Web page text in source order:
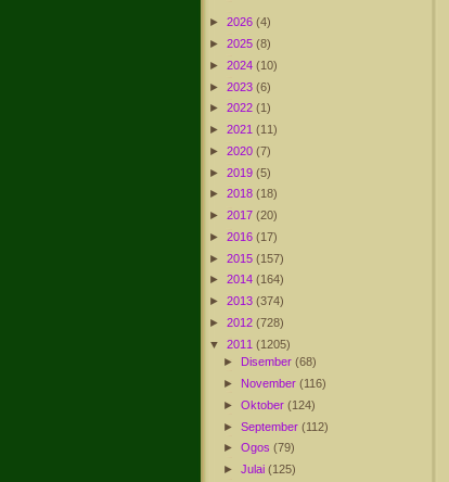
► 2026 (4)
► 2025 (8)
► 2024 (10)
► 2023 (6)
► 2022 (1)
► 2021 (11)
► 2020 (7)
► 2019 (5)
► 2018 (18)
► 2017 (20)
► 2016 (17)
► 2015 (157)
► 2014 (164)
► 2013 (374)
► 2012 (728)
▼
2011 (1205)
►
Disember(68)
► November(116)
►Oktober(124)
►September(112)
►Ogos(79)
►Julai(125)